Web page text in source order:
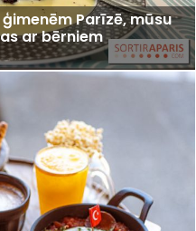
Parīzē, mūsu
ar bērniem